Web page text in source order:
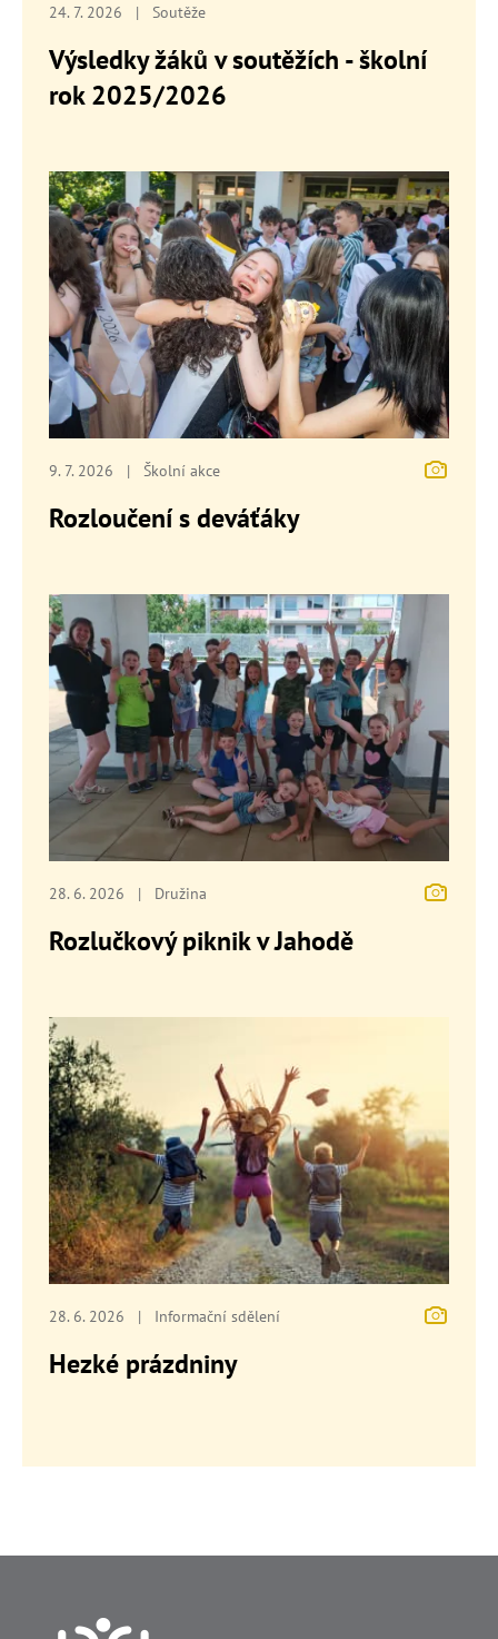
24. 7. 2026 | Soutěže
Výsledky žáků v soutěžích - školní
rok 2025/2026
9. 7. 2026 | Školní akce
Rozloučení s deváťáky
28. 6. 2026 | Družina
Rozlučkový piknik v Jahodě
28. 6. 2026 | Informační sdělení
Hezké prázdniny